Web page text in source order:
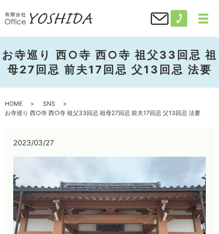
お寺巡り 西○寺 西○寺 祖父33回忌 祖
母27回忌 前夫17回忌 父13回忌 法要
HOME
SNS
お寺巡り 西○寺 西○寺 祖父33回忌 祖母27回忌 前夫17回忌 父13回忌 法要
2023/03/27